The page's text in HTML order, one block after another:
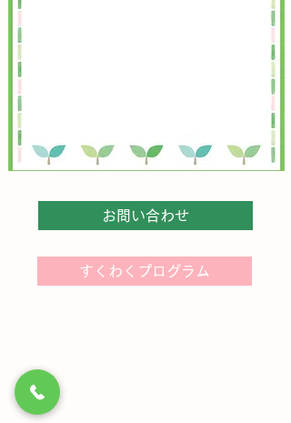
お問い合わせ
すくわくプログラム